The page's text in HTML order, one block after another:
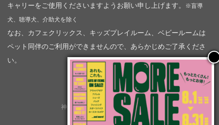
キャリーをご使用くださいますようお願い申し上げます。
※盲導
犬、聴導犬、介助犬を除く
なお、カフェクリックス、キッズプレイルーム、ベビールームは
ペット同伴のご利用ができませんので、あらかじめご了承くださ
い。
神奈川トヨタ自動車（企業情報）
トヨタモビリティ神奈川